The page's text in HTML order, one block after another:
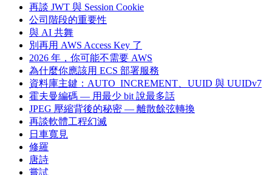
再談 JWT 與 Session Cookie
公司階段的重要性
與 AI 共舞
別再用 AWS Access Key 了
2026 年，你可能不需要 AWS
為什麼你應該用 ECS 部署服務
資料庫主鍵：AUTO_INCREMENT、UUID 與 UUIDv7
霍夫曼編碼 — 用最少 bit 說最多話
JPEG 壓縮背後的秘密 — 離散餘弦轉換
再談軟體工程幻滅
日車寬見
修羅
唐詩
嘗試